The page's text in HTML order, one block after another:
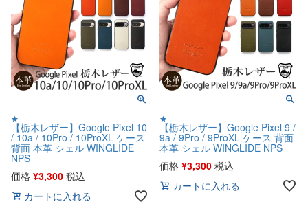
★
【栃木レザー】Google Pixel 10
/ 10a / 10Pro / 10ProXL ケース
背面 本革 シェル WINGLIDE
NPS
価格 ¥3,300 税込
カートに入れる
★
【栃木レザー】Google Pixel 9 /
9a / 9Pro / 9ProXL ケース 背面
本革 シェル WINGLIDE NPS
価格 ¥3,300 税込
カートに入れる